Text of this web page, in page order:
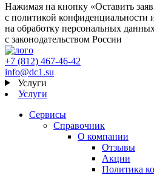
Нажимая на кнопку «Оставить
с политикой конфиденциальности
на обработку персональных
с законодательством России
+7 (812) 467-46-42
info@dc1.su
Услуги
Услуги
Сервисы
Справочник
О компании
Отзывы
Акции
Политика